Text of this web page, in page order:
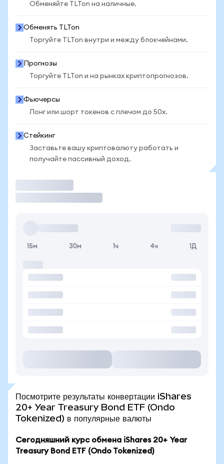
Обменяйте TLTon на наличные.
Обменять TLTon
Торгуйте TLTon внутри и между блокчейнами.
Прогнозы
Торгуйте TLTon и на рынках криптопрогнозов.
Фьючерсы
Лонг или шорт токенов с плечом до 50x.
Стейкинг
Заставьте вашу криптовалюту работать и
получайте пассивный доход.
15м 30м 1ч 4ч 1Д
Посмотрите результаты конвертации iShares
20+ Year Treasury Bond ETF (Ondo
Tokenized) в популярные валюты
Сегодняшний курс обмена iShares 20+ Year
Treasury Bond ETF (Ondo Tokenized)